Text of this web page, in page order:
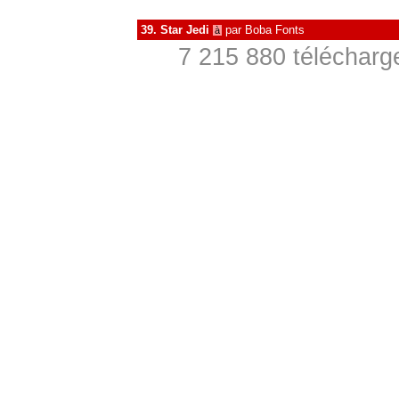
39. Star Jedi à par Boba Fonts
7 215 880